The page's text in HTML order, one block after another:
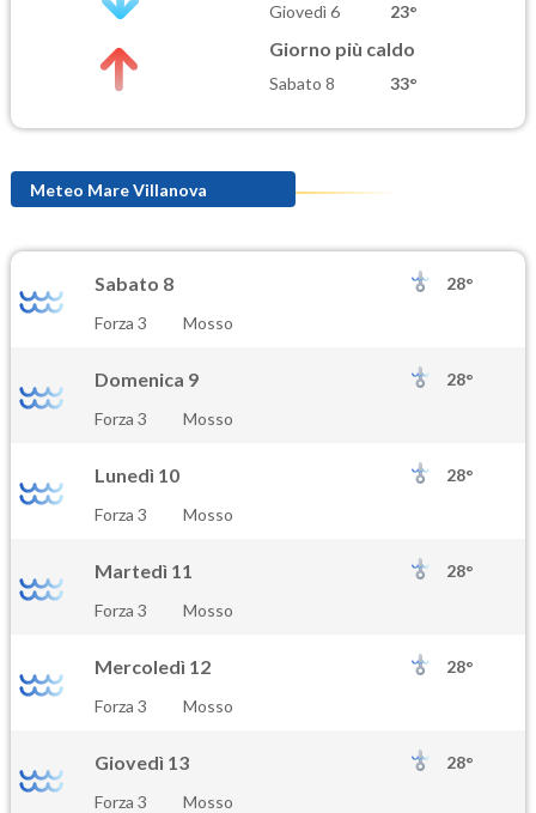
Giovedì 6 23°
Giorno più caldo
Sabato 8 33°
Meteo Mare Villanova
Sabato 8
28°
Forza 3
Mosso
Domenica 9
28°
Forza 3
Mosso
Lunedì 10
28°
Forza 3
Mosso
Martedì 11
28°
Forza 3
Mosso
Mercoledì 12
28°
Forza 3
Mosso
Giovedì 13
28°
Forza 3
Mosso